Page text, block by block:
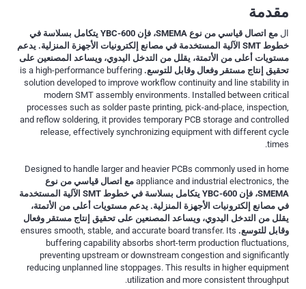
مقدمة
ال
مع اتصال قياسي من نوع SMEMA، فإن YBC-600 يتكامل بسلاسة في
خطوط SMT الآلية المستخدمة في مصانع إلكترونيات الأجهزة المنزلية. يدعم
مستويات أعلى من الأتمتة، يقلل من التدخل اليدوي، ويساعد المصنعين على
تحقيق إنتاج مستقر وفعال وقابل للتوسع. is a high-performance buffering
solution developed to improve workflow continuity and line stability in
modern SMT assembly environments. Installed between critical
processes such as solder paste printing, pick-and-place, inspection,
and reflow soldering, it provides temporary PCB storage and controlled
release, effectively synchronizing equipment with different cycle
times.
Designed to handle larger and heavier PCBs commonly used in home
appliance and industrial electronics, the مع اتصال قياسي من نوع
SMEMA، فإن YBC-600 يتكامل بسلاسة في خطوط SMT الآلية المستخدمة
في مصانع إلكترونيات الأجهزة المنزلية. يدعم مستويات أعلى من الأتمتة،
يقلل من التدخل اليدوي، ويساعد المصنعين على تحقيق إنتاج مستقر وفعال
وقابل للتوسع. ensures smooth, stable, and accurate board transfer. Its
buffering capability absorbs short-term production fluctuations,
preventing upstream or downstream congestion and significantly
reducing unplanned line stoppages. This results in higher equipment
utilization and more consistent throughput.